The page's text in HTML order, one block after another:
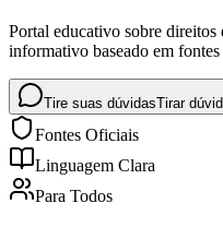
Portal educativo sobre
informativo baseado em
Tire suas dúvidasTirar
Fontes Oficiais
Linguagem Clara
Para Todos